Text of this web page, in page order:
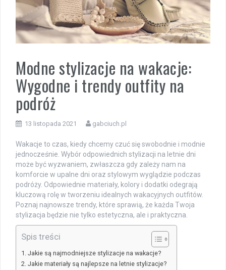
Modne stylizacje na wakacje:
Wygodne i trendy outfity na
podróż
13 listopada 2021 gabciuch.pl
Wakacje to czas, kiedy chcemy czuć się swobodnie i modnie
jednocześnie. Wybór odpowiednich stylizacji na letnie dni
może być wyzwaniem, zwłaszcza gdy zależy nam na
komforcie w upalne dni oraz stylowym wyglądzie podczas
podróży. Odpowiednie materiały, kolory i dodatki odegrają
kluczową rolę w tworzeniu idealnych wakacyjnych outfitów.
Poznaj najnowsze trendy, które sprawią, że każda Twoja
stylizacja będzie nie tylko estetyczna, ale i praktyczna.
Spis treści
Jakie są najmodniejsze stylizacje na wakacje?
Jakie materiały są najlepsze na letnie stylizacje?